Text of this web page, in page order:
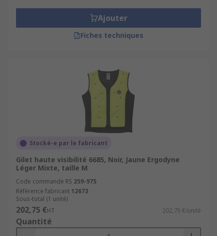
Ajouter
Fiches techniques
Stocké-e par le fabricant
Gilet haute visibilité 6685, Noir, Jaune Ergodyne
Léger Mixte, taille M
Code commande RS 259-975
Référence fabricant 12673
Sous-total (1 unité)
202,75 €HT 202,75 €/unité
Quantité